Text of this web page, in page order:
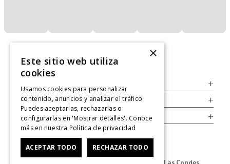
+
Legal +
Cuenta +
×
Este sitio web utiliza
cookies
Usamos cookies para personalizar
contenido, anuncios y analizar el tráfico.
Puedes aceptarlas, rechazarlas o
configurarlas en 'Mostrar detalles'. Conoce
más en nuestra Política de privacidad
ACEPTAR TODO RECHAZAR TODO